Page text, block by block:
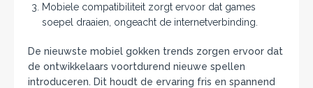
Mobiele compatibiliteit zorgt ervoor dat games
soepel draaien, ongeacht de internetverbinding.
De nieuwste mobiel gokken trends zorgen ervoor dat
de ontwikkelaars voortdurend nieuwe spellen
introduceren. Dit houdt de ervaring fris en spannend